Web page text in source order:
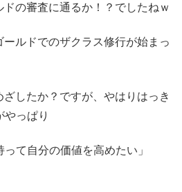
の審査に通るか！？でしたねｗ
ルドでのザクラス修行が始まっ
したか？ですが、やはりはっき
やっぱり
って自分の価値を高めたい」